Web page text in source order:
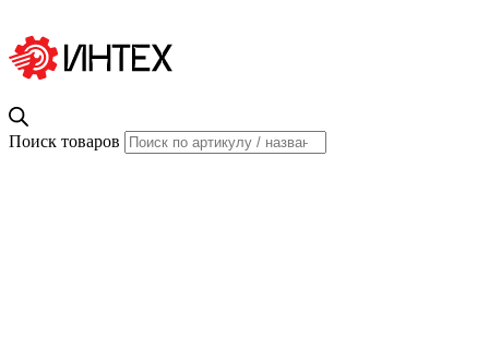
Поиск товаров